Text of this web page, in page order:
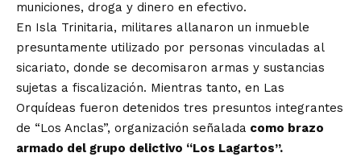
municiones, droga y dinero en efectivo.
En Isla Trinitaria, militares allanaron un inmueble
presuntamente utilizado por personas vinculadas al
sicariato, donde se decomisaron armas y sustancias
sujetas a fiscalización. Mientras tanto, en Las
Orquídeas fueron detenidos tres presuntos integrantes
de “Los Anclas”, organización señalada como brazo
armado del grupo delictivo “Los Lagartos”.